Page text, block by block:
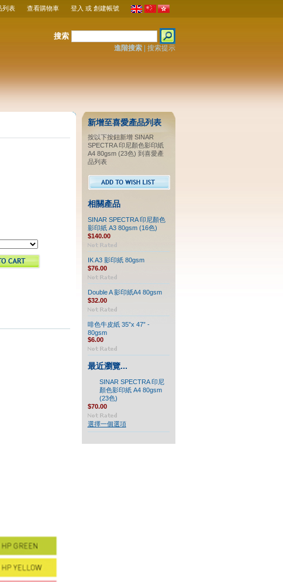
列表 查看購物車 登入 或 創建帳號
搜索
進階搜索| 搜索提示
新增至喜愛產品列表
按以下按鈕新增 SINAR
SPECTRA 印尼顏色影印紙
A4 80gsm (23色) 到喜愛產
品列表
相關產品
SINAR SPECTRA 印尼顏色
影印紙 A3 80gsm (16色)
$140.00
IK A3 影印紙 80gsm
$76.00
Double A 影印紙A4 80gsm
$32.00
啡色牛皮紙 35”x 47” -
80gsm
$6.00
最近瀏覽...
SINAR SPECTRA 印尼
顏色影印紙 A4 80gsm
(23色)
$70.00
選擇一個選項